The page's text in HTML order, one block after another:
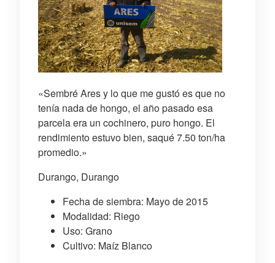
«Sembré Ares y lo que me gustó es que no
tenía nada de hongo, el año pasado esa
parcela era un cochinero, puro hongo. El
rendimiento estuvo bien, saqué 7.50 ton/ha
promedio.»
Durango, Durango
Fecha de siembra: Mayo de 2015
Modalidad: Riego
Uso: Grano
Cultivo: Maíz Blanco